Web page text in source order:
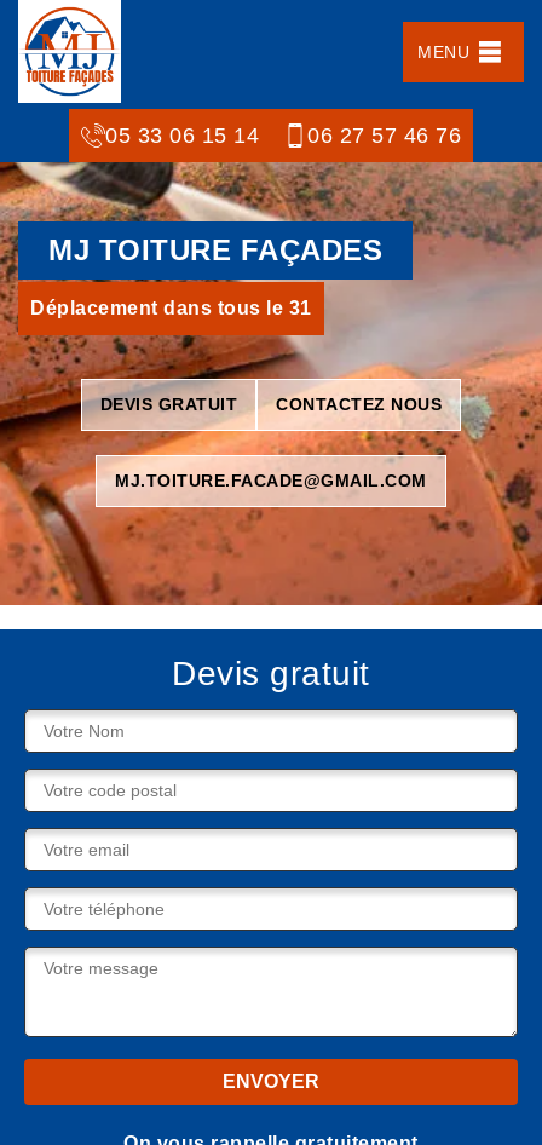
MENU
05 33 06 15 14 06 27 57 46 76
MJ TOITURE FAÇADES
Déplacement dans tous le 31
DEVIS GRATUIT CONTACTEZ NOUS
MJ.TOITURE.FACADE@GMAIL.COM
Devis gratuit